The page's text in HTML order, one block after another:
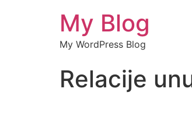
My Blog
My WordPress Blog
Relacije